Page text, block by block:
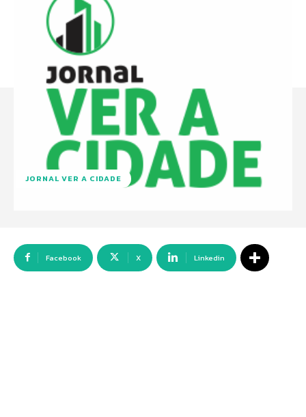
JORNAL VER A CIDADE
Facebook X Linkedin